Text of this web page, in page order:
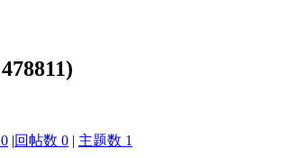
|回帖数 0 | 主题数 1